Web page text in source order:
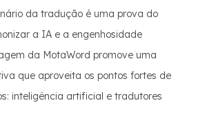
da tradução é uma prova do
a IA e a engenhosidade
da MotaWord promove uma
que aproveita os pontos fortes de
inteligência artificial e tradutores